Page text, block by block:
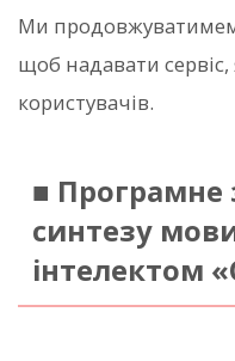
Ми
щоб надавати
користувачів.
■ Програмне
синтезу
інтелектом